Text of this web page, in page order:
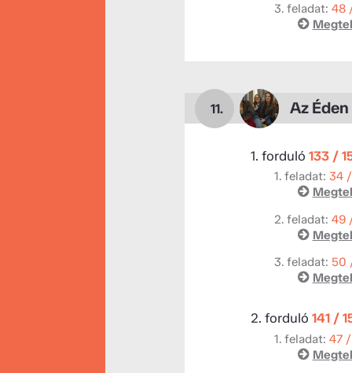
3. feladat: 48
11. Az
1. forduló 133 /
1. feladat: 34
2. feladat: 49
3. feladat: 50
2. forduló 141 /
1. feladat: 47